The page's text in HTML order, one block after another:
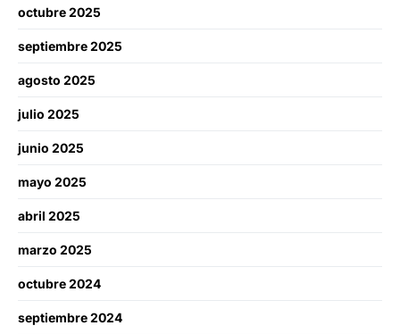
octubre 2025
septiembre 2025
agosto 2025
julio 2025
junio 2025
mayo 2025
abril 2025
marzo 2025
octubre 2024
septiembre 2024